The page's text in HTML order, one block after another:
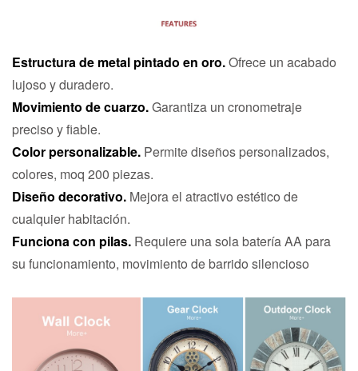
Estructura de metal pintado en oro.Ofrece un acabado
lujoso y duradero.
Movimiento de cuarzo.Garantiza un cronometraje
preciso y fiable.
Color personalizable. Permite diseños personalizados,
colores, moq 200 piezas.
Diseño decorativo. Mejora el atractivo estético de
cualquier habitación.
Funciona con pilas. Requiere una sola batería AA para
su funcionamiento, movimiento de barrido silencioso